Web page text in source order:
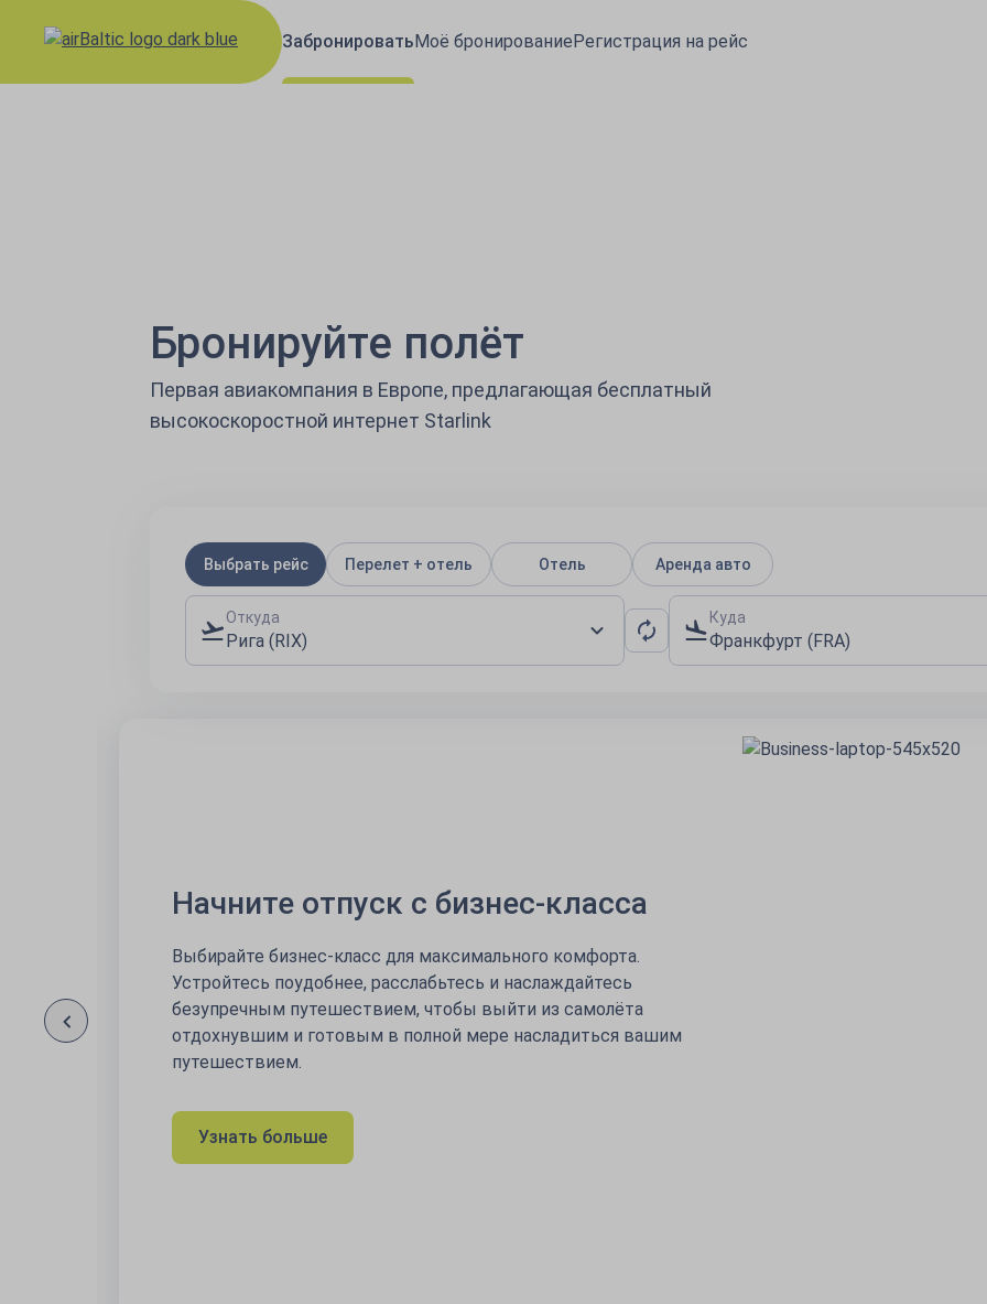
ЗабронироватьМоё бронированиеРегистрация на рейс
Бронируйте полёт
Первая авиакомпания в Европе, предлагающая бесплатный
высокоскоростной интернет Starlink
Выбрать рейс Перелет + отель Отель Аренда авто
Откуда
Рига (RIX)
Куда
Франкфурт (FRA)
Отличные цены на полёты во множество направлений
Купить:
28 июля 2026 - 16 авг. 2026
Лететь:
17 авг. 2026 - 31 мая 2027
Покупайте сейчас